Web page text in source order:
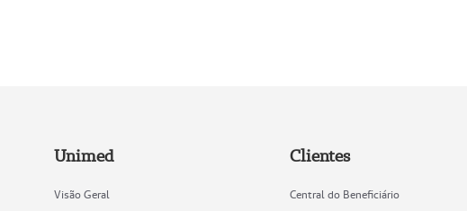
Unimed
Visão Geral
Clientes
Central do Beneficiário